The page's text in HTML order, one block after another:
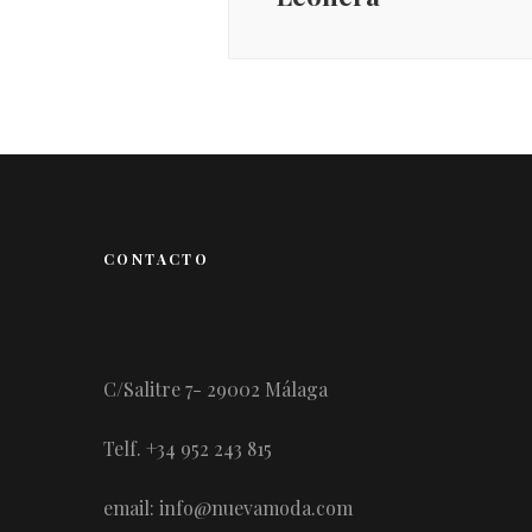
CONTACTO
C/Salitre 7- 29002 Málaga
Telf. +34 952 243 815
email: info@nuevamoda.com